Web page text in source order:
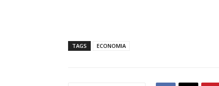
TAGS ECONOMIA